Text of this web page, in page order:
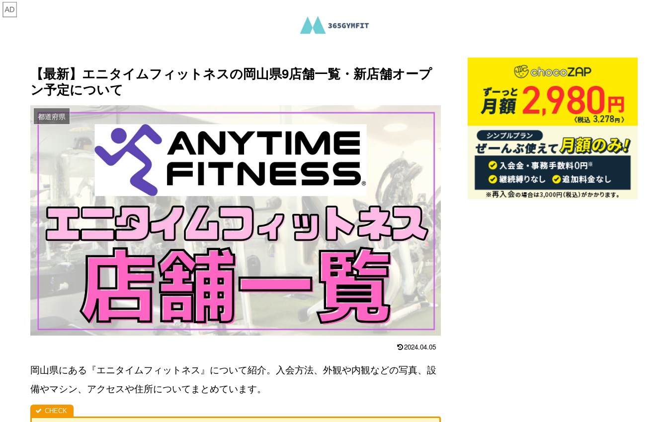
【最新】エニタイムフィットネスの岡山県9店舗一覧・新店舗オープ
ン予定について
都道府県
2024.04.05
岡山県にある『エニタイムフィットネス』について紹介。入会方法、外観や内観などの写真、設
備やマシン、アクセスや住所についてまとめています。